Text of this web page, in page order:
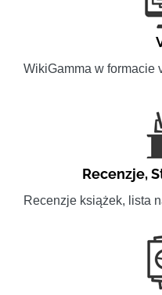
WikiGamma w formacie
Recenzje,
Recenzje książek, lista